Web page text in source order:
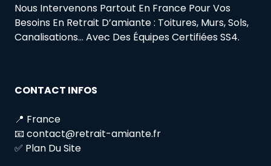
Nous Intervenons Partout En France Pour Vos
Besoins En Retrait D’amiante : Toitures, Murs, Sols,
Canalisations… Avec Des Équipes Certifiées SS4.
CONTACT INFOS
📍 France
📧 contact@retrait-amiante.fr
✅ Plan Du Site